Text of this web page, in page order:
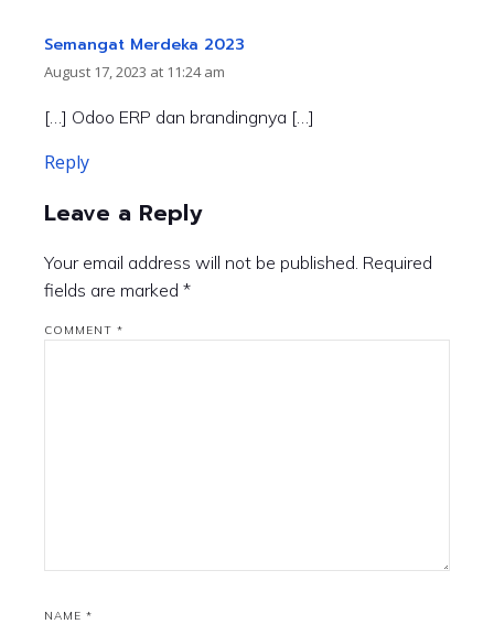
Semangat Merdeka 2023
August 17, 2023 at 11:24 am
[…] Odoo ERP dan brandingnya […]
Reply
Leave a Reply
Your email address will not be published. Required
fields are marked *
COMMENT *
NAME *